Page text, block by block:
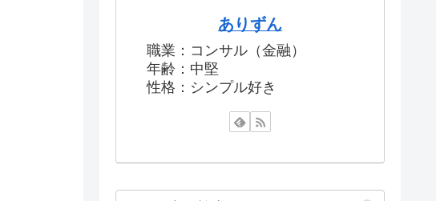
ありずん
職業：コンサル（金融）
年齢：中堅
性格：シンプル好き